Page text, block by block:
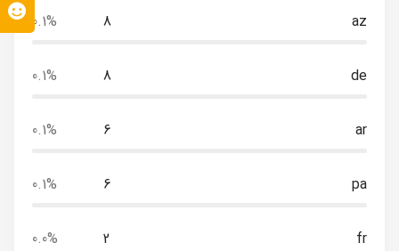
az
8
0.1%
de
8
0.1%
ar
6
0.1%
pa
6
0.1%
fr
2
0.0%